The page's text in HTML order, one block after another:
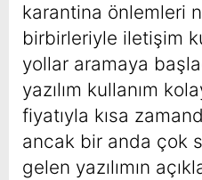
karantina önlemleri
birbirleriyle iletişim
yollar aramaya
yazılım kullanım
fiyatıyla kısa
ancak bir anda çok
gelen yazılımın